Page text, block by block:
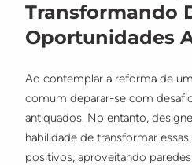
Transformando
Oportunidades
Ao contemplar a reforma de
comum deparar-se com
antiquados. No entanto,
habilidade de transformar
positivos, aproveitando